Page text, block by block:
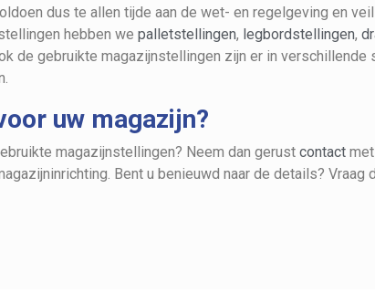
dus te allen tijde aan de wet- en regelgeving en
hebben we palletstellingen, legbordstellingen,
de gebruikte magazijnstellingen zijn er in verschillende
uw magazijn?
magazijnstellingen? Neem dan gerust contact
Bent u benieuwd naar de details? Vraag